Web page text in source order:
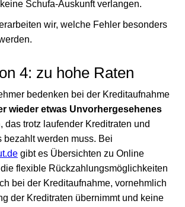
Schufa-Auskunft verlangen.
wir, welche Fehler besonders
4: zu hohe Raten
bedenken bei der Kreditaufnahme
wieder etwas Unvorhergesehenes
, das trotz laufender Kreditraten und
bezahlt werden muss. Bei
gibt es Übersichten zu Online
flexible Rückzahlungsmöglichkeiten
bei der Kreditaufnahme, vornehmlich
der Kreditraten übernimmt und keine